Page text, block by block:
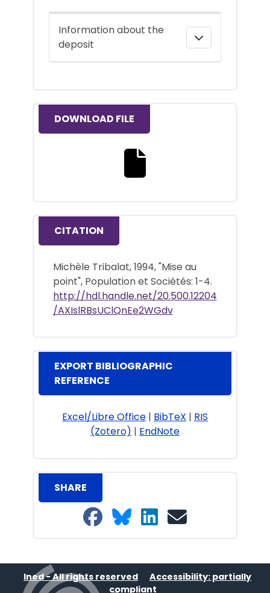
Information about the
deposit
DOWNLOAD FILE
CITATION
Michèle Tribalat, 1994, "Mise au
point", Population et Sociétés: 1-4.
http://hdl.handle.net/20.500.12204
/AXIslRBsUClQnEe2WGdv
EXPORT BIBLIOGRAPHIC
REFERENCE
Excel/Libre Office | BibTeX | RIS
(Zotero) | EndNote
SHARE
Share on Facebook
Share on Bluesky
Share on LinkedIn
Ined - All rights reserved
Accessibility: partially
compliant